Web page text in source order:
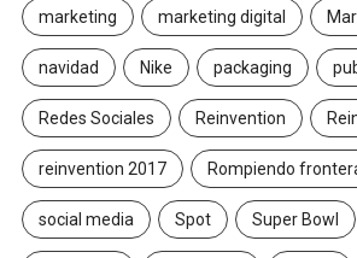
marketing marketing digital
navidad Nike packaging
Redes Sociales Reinvention
reinvention 2017 Rompiendo
social media Spot Super Bowl